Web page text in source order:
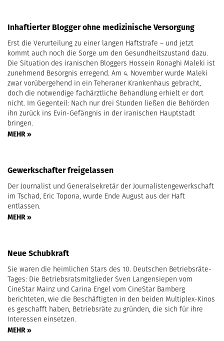
Inhaftierter Blogger ohne medizinische Versorgung
Erst die Verurteilung zu einer langen Haftstrafe – und jetzt
kommt auch noch die Sorge um den Gesundheitszustand dazu.
Die Situation des iranischen Bloggers Hossein Ronaghi Maleki ist
zunehmend Besorgnis erregend. Am 4. November wurde Maleki
zwar vorübergehend in ein Teheraner Krankenhaus gebracht,
doch die notwendige fachärztliche Behandlung erhielt er dort
nicht. Im Gegenteil: Nach nur drei Stunden ließen die Behörden
ihn zurück ins Evin-Gefängnis in der iranischen Hauptstadt
bringen.
MEHR »
Gewerkschafter freigelassen
Der Journalist und Generalsekretär der Journalistengewerkschaft
im Tschad, Eric Topona, wurde Ende August aus der Haft
entlassen.
MEHR »
Neue Schubkraft
Sie waren die heimlichen Stars des 10. Deutschen Betriebsräte-
Tages: Die Betriebsratsmitglieder Sven Langensiepen vom
CineStar Mainz und Carina Engel vom CineStar Bamberg
berichteten, wie die Beschäftigten in den beiden Multiplex-Kinos
es geschafft haben, Betriebsräte zu gründen, die sich für ihre
Interessen einsetzen.
MEHR »